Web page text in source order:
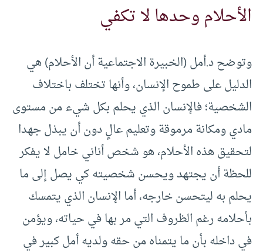
الأحلام وحدها لا تكفي
وتوضح د.أمل (الخبيرة الاجتماعية أن الأحلام) هي
الدليل على طموح الإنسان، وأنها تختلف باختلاف
الشخصية؛ فالإنسان الذي يحلم بكل شيء من مستوى
مادي ومكانة مرموقة وتعليم عالٍ دون أن يبذل جهدا
لتحقيق هذه الأحلام، هو شخص أناني خامل لا يفكر
للحظة أن يجتهد ويحسن شخصيته كي يصل إلى ما
يحلم به ليتحسن خارجه، أما الإنسان الذي يتمسك
بأحلامه رغم الظروف التي مر بها في حياته، ويؤمن
في داخله بأن ما يتمناه من حقه ولديه أمل كبير في